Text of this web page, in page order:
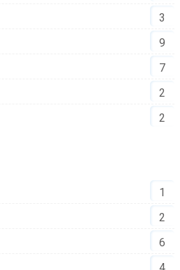
3
9
7
2
2
1
2
6